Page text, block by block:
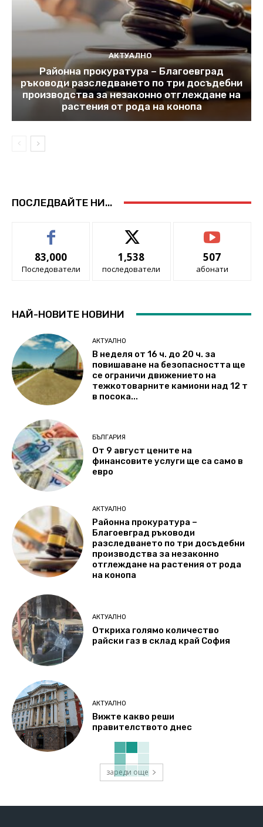
АКТУАЛНО
Районна прокуратура – Благоевград
ръководи разследването по три досъдебни
производства за незаконно отглеждане на
растения от рода на конопа
ПОСЛЕДВАЙТЕ НИ...
83,000
Последователи
1,538
последователи
507
абонати
НАЙ-НОВИТЕ НОВИНИ
АКТУАЛНО
В неделя от 16 ч. до 20 ч. за
повишаване на безопасността ще
се ограничи движението на
тежкотоварните камиони над 12 т
в посока...
БЪЛГАРИЯ
От 9 август цените на
финансовите услуги ще са само в
евро
АКТУАЛНО
Районна прокуратура –
Благоевград ръководи
разследването по три досъдебни
производства за незаконно
отглеждане на растения от рода
на конопа
АКТУАЛНО
Откриха голямо количество
райски газ в склад край София
АКТУАЛНО
Вижте какво реши
правителството днес
зареди още